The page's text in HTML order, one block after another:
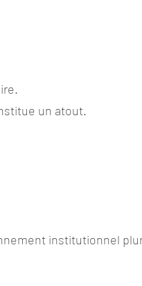
un atout.
institutionnel